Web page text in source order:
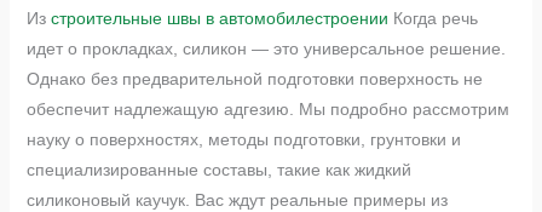
Из строительные швы в автомобилестроении Когда речь
идет о прокладках, силикон — это универсальное решение.
Однако без предварительной подготовки поверхность не
обеспечит надлежащую адгезию. Мы подробно рассмотрим
науку о поверхностях, методы подготовки, грунтовки и
специализированные составы, такие как жидкий
силиконовый каучук. Вас ждут реальные примеры из